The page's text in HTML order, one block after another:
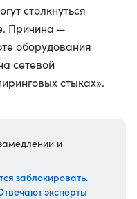
столкнуться
Причина —
оборудования
сетевой
стыках».
и
заблокировать.
эксперты